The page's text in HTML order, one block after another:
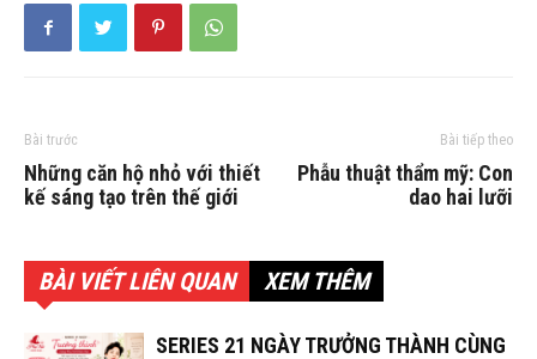
Bài trước
Những căn hộ nhỏ với thiết
kế sáng tạo trên thế giới
Bài tiếp theo
Phẫu thuật thẩm mỹ: Con
dao hai lưỡi
BÀI VIẾT LIÊN QUAN XEM THÊM
SERIES 21 NGÀY TRƯỞNG THÀNH CÙNG